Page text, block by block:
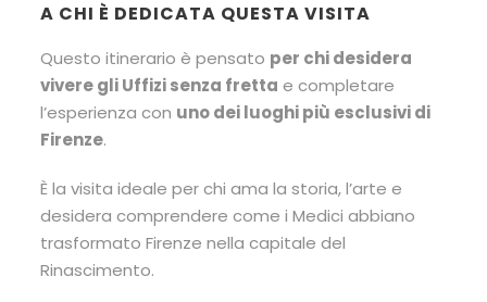
A CHI È DEDICATA QUESTA VISITA
Questo itinerario è pensato per chi desidera
vivere gli Uffizi senza fretta e completare
l’esperienza con uno dei luoghi più esclusivi di
Firenze.
È la visita ideale per chi ama la storia, l’arte e
desidera comprendere come i Medici abbiano
trasformato Firenze nella capitale del
Rinascimento.